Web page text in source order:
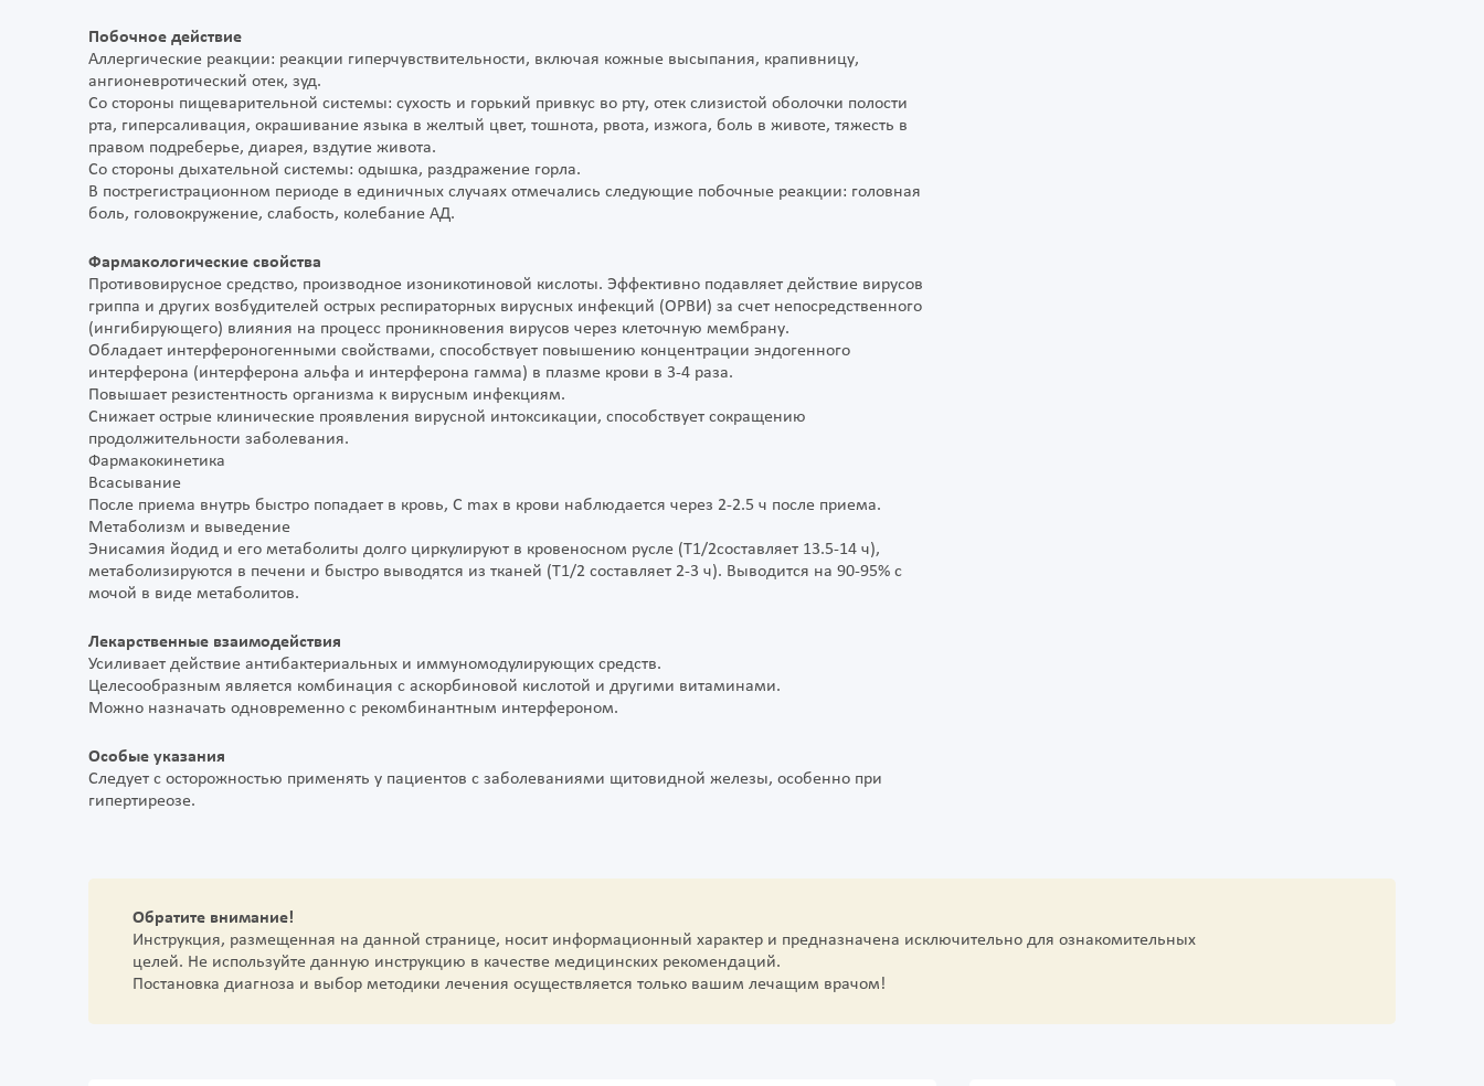
Побочное действие
Аллергические реакции: реакции гиперчувствительности, включая кожные высыпания, крапивницу,
ангионевротический отек, зуд.
Со стороны пищеварительной системы: сухость и горький привкус во рту, отек слизистой оболочки полости
рта, гиперсаливация, окрашивание языка в желтый цвет, тошнота, рвота, изжога, боль в животе, тяжесть в
правом подреберье, диарея, вздутие живота.
Со стороны дыхательной системы: одышка, раздражение горла.
В пострегистрационном периоде в единичных случаях отмечались следующие побочные реакции: головная
боль, головокружение, слабость, колебание АД.
Фармакологические свойства
Противовирусное средство, производное изоникотиновой кислоты. Эффективно подавляет действие вирусов
гриппа и других возбудителей острых респираторных вирусных инфекций (ОРВИ) за счет непосредственного
(ингибирующего) влияния на процесс проникновения вирусов через клеточную мембрану.
Обладает интерфероногенными свойствами, способствует повышению концентрации эндогенного
интерферона (интерферона альфа и интерферона гамма) в плазме крови в 3-4 раза.
Повышает резистентность организма к вирусным инфекциям.
Снижает острые клинические проявления вирусной интоксикации, способствует сокращению
продолжительности заболевания.
Фармакокинетика
Всасывание
После приема внутрь быстро попадает в кровь, C max в крови наблюдается через 2-2.5 ч после приема.
Метаболизм и выведение
Энисамия йодид и его метаболиты долго циркулируют в кровеносном русле (Т1/2составляет 13.5-14 ч),
метаболизируются в печени и быстро выводятся из тканей (Т1/2 составляет 2-3 ч). Выводится на 90-95% с
мочой в виде метаболитов.
Лекарственные взаимодействия
Усиливает действие антибактериальных и иммуномодулирующих средств.
Целесообразным является комбинация с аскорбиновой кислотой и другими витаминами.
Можно назначать одновременно с рекомбинантным интерфероном.
Особые указания
Следует с осторожностью применять у пациентов с заболеваниями щитовидной железы, особенно при
гипертиреозе.
Обратите внимание!
Инструкция, размещенная на данной странице, носит информационный характер и предназначена исключительно для ознакомительных
целей. Не используйте данную инструкцию в качестве медицинских рекомендаций.
Постановка диагноза и выбор методики лечения осуществляется только вашим лечащим врачом!